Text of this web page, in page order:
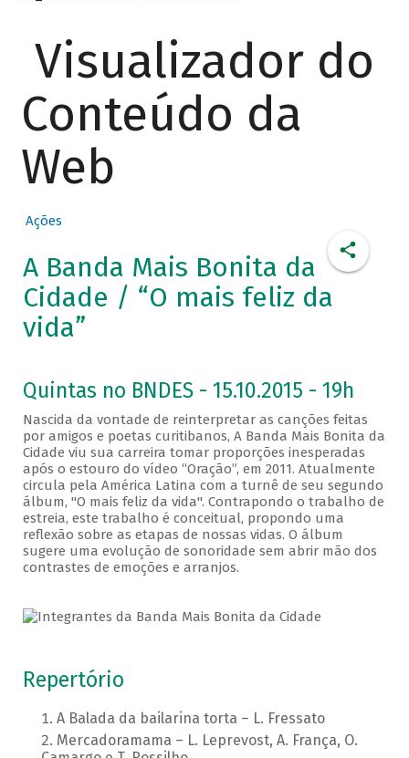
Visualizador do
Conteúdo da
Web
Ações
A Banda Mais Bonita da
Cidade / “O mais feliz da
vida”
Quintas no BNDES - 15.10.2015 - 19h
Nascida da vontade de reinterpretar as canções feitas
por amigos e poetas curitibanos, A Banda Mais Bonita da
Cidade viu sua carreira tomar proporções inesperadas
após o estouro do vídeo “Oração”, em 2011. Atualmente
circula pela América Latina com a turnê de seu segundo
álbum, "O mais feliz da vida". Contrapondo o trabalho de
estreia, este trabalho é conceitual, propondo uma
reflexão sobre as etapas de nossas vidas. O álbum
sugere uma evolução de sonoridade sem abrir mão dos
contrastes de emoções e arranjos.
Repertório
A Balada da bailarina torta – L. Fressato
Mercadoramama – L. Leprevost, A. França, O.